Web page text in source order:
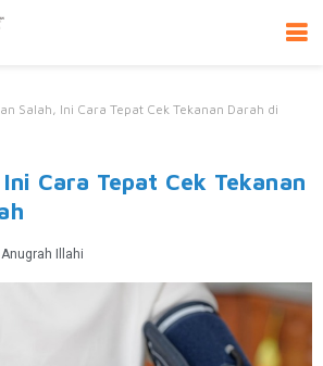
Salah, Ini Cara Tepat Cek Tekanan Darah di
Cara Tepat Cek Tekanan
Illahi